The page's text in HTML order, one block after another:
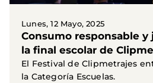
Lunes, 12 Mayo, 2025
Consumo responsable
la final escolar de
El Festival de Clipmetrajes
la Categoría Escuelas.